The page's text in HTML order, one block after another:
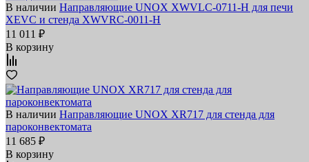
В наличии Направляющие UNOX XWVLC-0711-H для печи
XEVC и стенда XWVRC-0011-H
11 011 ₽
В корзину
В наличии Направляющие UNOX XR717 для стенда для
пароконвектомата
11 685 ₽
В корзину